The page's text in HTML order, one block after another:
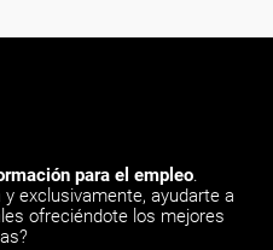
para el empleo.
exclusivamente, ayudarte a
ofreciéndote los mejores